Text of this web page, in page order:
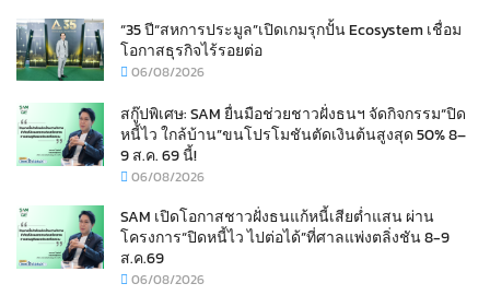
“35 ปี“สหการประมูล”เปิดเกมรุกปั้น Ecosystem เชื่อม
โอกาสธุรกิจไร้รอยต่อ
06/08/2026
สกู๊ปพิเศษ: SAM ยื่นมือช่วยชาวฝั่งธนฯ จัดกิจกรรม“ปิด
หนี้ไว ใกล้บ้าน”ขนโปรโมชันตัดเงินต้นสูงสุด 50% 8–
9 ส.ค. 69 นี้!
06/08/2026
SAM เปิดโอกาสชาวฝั่งธนแก้หนี้เสียต่ำแสน ผ่าน
โครงการ“ปิดหนี้ไว ไปต่อได้”ที่ศาลแพ่งตลิ่งชัน 8-9
ส.ค.69
06/08/2026